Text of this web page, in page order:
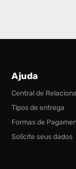
Ajuda
Central de
Tipos de entrega
Formas de
Solicite seus dados